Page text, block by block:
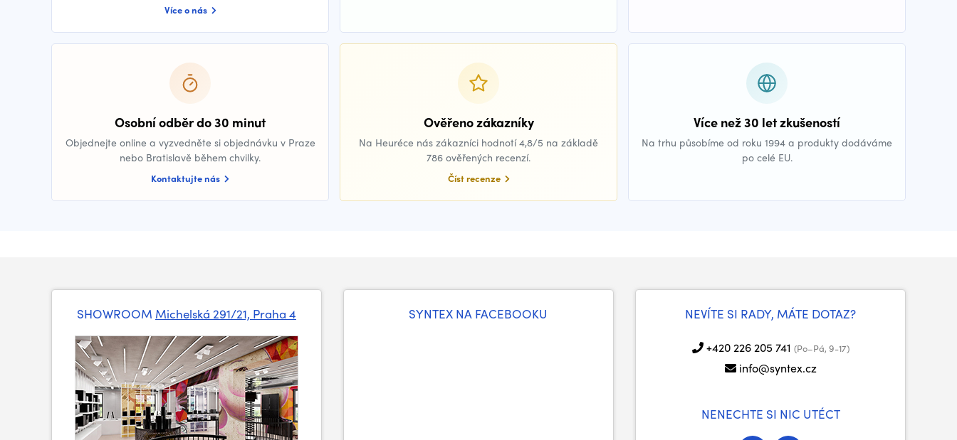
Více o nás
Osobní odběr do 30 minut
Objednejte online a vyzvedněte si objednávku v Praze
nebo Bratislavě během chvilky.
Kontaktujte nás
Ověřeno zákazníky
Na Heuréce nás zákazníci hodnotí 4,8/5 na základě
786 ověřených recenzí.
Číst recenze
Více než 30 let zkušeností
Na trhu působíme od roku 1994 a produkty dodáváme
po celé EU.
SHOWROOM Michelská 291/21, Praha 4 SYNTEX NA FACEBOOKU NEVÍTE SI RADY, MÁTE DOTAZ?
+420 226 205 741 (Po–Pá, 9-17)
info@syntex.cz
NENECHTE SI NIC UTÉCT